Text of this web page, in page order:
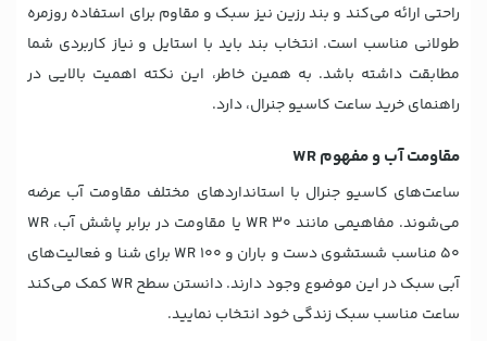
راحتی ارائه می‌کند و بند رزین نیز سبک و مقاوم برای استفاده روزمره
طولانی مناسب است. انتخاب بند باید با استایل و نیاز کاربردی شما
مطابقت داشته باشد. به همین خاطر، این نکته اهمیت بالایی در
راهنمای خرید ساعت کاسیو جنرال، دارد.
مقاومت آب و مفهوم WR
ساعت‌های کاسیو جنرال با استانداردهای مختلف مقاومت آب عرضه
می‌شوند. مفاهیمی مانند WR 30 یا مقاومت در برابر پاشش آب، WR
50 مناسب شستشوی دست و باران و WR 100 برای شنا و فعالیت‌های
آبی سبک در این موضوع وجود دارند. دانستن سطح WR کمک می‌کند
ساعت مناسب سبک زندگی خود انتخاب نمایید.